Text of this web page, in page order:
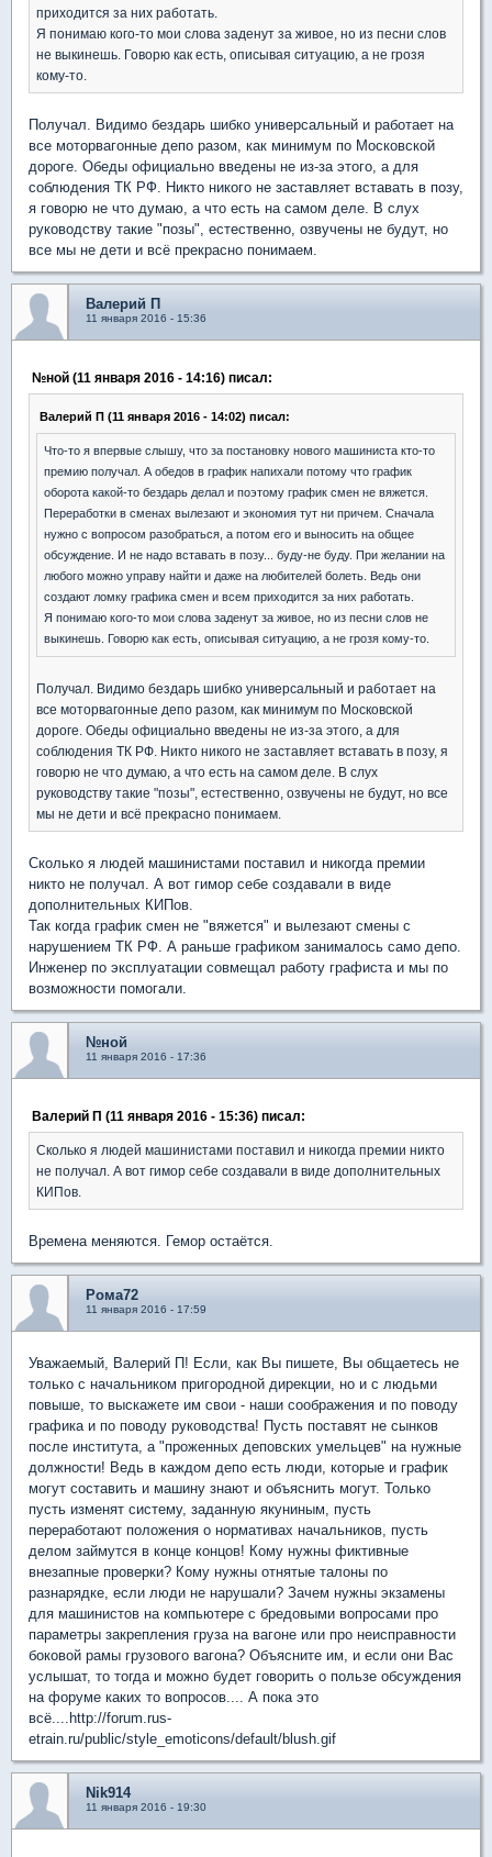
приходится за них работать.
Я понимаю кого-то мои слова заденут за живое, но из песни слов
не выкинешь. Говорю как есть, описывая ситуацию, а не грозя
кому-то.
Получал. Видимо бездарь шибко универсальный и работает на
все моторвагонные депо разом, как минимум по Московской
дороге. Обеды официально введены не из-за этого, а для
соблюдения ТК РФ. Никто никого не заставляет вставать в позу,
я говорю не что думаю, а что есть на самом деле. В слух
руководству такие "позы", естественно, озвучены не будут, но
все мы не дети и всё прекрасно понимаем.
Валерий П
11 января 2016 - 15:36
№ной (11 января 2016 - 14:16) писал:
Валерий П (11 января 2016 - 14:02) писал:
Что-то я впервые слышу, что за постановку нового машиниста кто-то
премию получал. А обедов в график напихали потому что график
оборота какой-то бездарь делал и поэтому график смен не вяжется.
Переработки в сменах вылезают и экономия тут ни причем. Сначала
нужно с вопросом разобраться, а потом его и выносить на общее
обсуждение. И не надо вставать в позу... буду-не буду. При желании на
любого можно управу найти и даже на любителей болеть. Ведь они
создают ломку графика смен и всем приходится за них работать.
Я понимаю кого-то мои слова заденут за живое, но из песни слов не
выкинешь. Говорю как есть, описывая ситуацию, а не грозя кому-то.
Получал. Видимо бездарь шибко универсальный и работает на
все моторвагонные депо разом, как минимум по Московской
дороге. Обеды официально введены не из-за этого, а для
соблюдения ТК РФ. Никто никого не заставляет вставать в позу, я
говорю не что думаю, а что есть на самом деле. В слух
руководству такие "позы", естественно, озвучены не будут, но все
мы не дети и всё прекрасно понимаем.
Сколько я людей машинистами поставил и никогда премии
никто не получал. А вот гимор себе создавали в виде
дополнительных КИПов.
Так когда график смен не "вяжется" и вылезают смены с
нарушением ТК РФ. А раньше графиком занималось само депо.
Инженер по эксплуатации совмещал работу графиста и мы по
возможности помогали.
№ной
11 января 2016 - 17:36
Валерий П (11 января 2016 - 15:36) писал:
Сколько я людей машинистами поставил и никогда премии никто
не получал. А вот гимор себе создавали в виде дополнительных
КИПов.
Времена меняются. Гемор остаётся.
Рома72
11 января 2016 - 17:59
Уважаемый, Валерий П! Если, как Вы пишете, Вы общаетесь не
только с начальником пригородной дирекции, но и с людьми
повыше, то выскажете им свои - наши соображения и по поводу
графика и по поводу руководства! Пусть поставят не сынков
после института, а "проженных деповских умельцев" на нужные
должности! Ведь в каждом депо есть люди, которые и график
могут составить и машину знают и объяснить могут. Только
пусть изменят систему, заданную якуниным, пусть
переработают положения о нормативах начальников, пусть
делом займутся в конце концов! Кому нужны фиктивные
внезапные проверки? Кому нужны отнятые талоны по
разнарядке, если люди не нарушали? Зачем нужны экзамены
для машинистов на компьютере с бредовыми вопросами про
параметры закрепления груза на вагоне или про неисправности
боковой рамы грузового вагона? Объясните им, и если они Вас
услышат, то тогда и можно будет говорить о пользе обсуждения
на форуме каких то вопросов.... А пока это
всё....http://forum.rus-
etrain.ru/public/style_emoticons/default/blush.gif
Nik914
11 января 2016 - 19:30